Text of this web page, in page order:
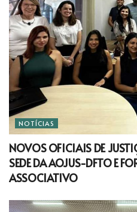
NOTÍCIAS
NOVOS OFICIAIS DE
SEDE DA AOJUS-DFTO E
ASSOCIATIVO